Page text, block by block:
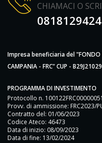
CHIAMACI O
0818129424
Impresa beneficiaria del "FONDO
CAMPANIA - FRC" CUP -
PROGRAMMA DI INVESTIMENTO
Protocollo n.
Provv. di ammissione: FRC2023/
Contratto del: 01/06/2023
Codice Ateco: 46473
Data di inizio: 08/09/2023
Data di fine: 13/02/2024